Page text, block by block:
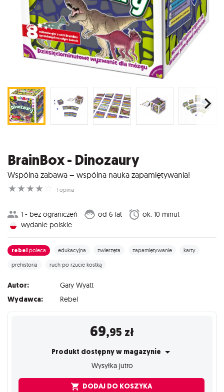
BrainBox - Dinozaury
Wspólna zabawa – wspólna nauka zapamiętywania!
☆
☆
☆
☆ 1 opinia
1 - bez ograniczeń od 6 lat
ok. 10 minut
wydanie polskie
rebel poleca edukacyjna zwierzęta zapamiętywanie karty
prehistoria ruch po rzucie kostką
Autor: Gary Wyatt
Wydawca: Rebel
69,95 zł
Produkt dostępny w magazynie
Wysyłka jutro
DODAJ DO KOSZYKA